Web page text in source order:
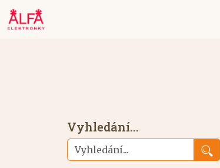
Vyhledání...